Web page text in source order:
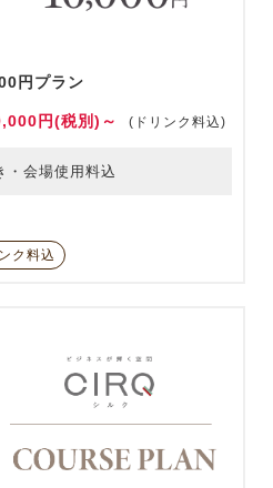
円プラン
円(税別)～ (ドリンク料込)
・会場使用料込
ク料込